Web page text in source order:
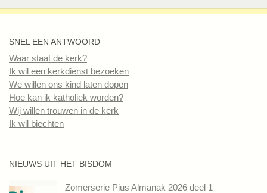
SNEL EEN ANTWOORD
Waar staat de kerk?
Ik wil een kerkdienst bezoeken
We willen ons kind laten dopen
Hoe kan ik katholiek worden?
Wij willen trouwen in de kerk
Ik wil biechten
NIEUWS UIT HET BISDOM
Zomerserie Pius Almanak 2026 deel 1 –